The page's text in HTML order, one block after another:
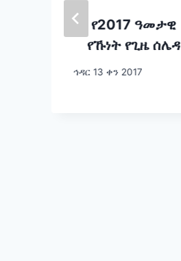
የ2017 ዓመታዊ
የኹነት የጊዜ ሰሌዳ
ኅዳር 13 ቀን 2017